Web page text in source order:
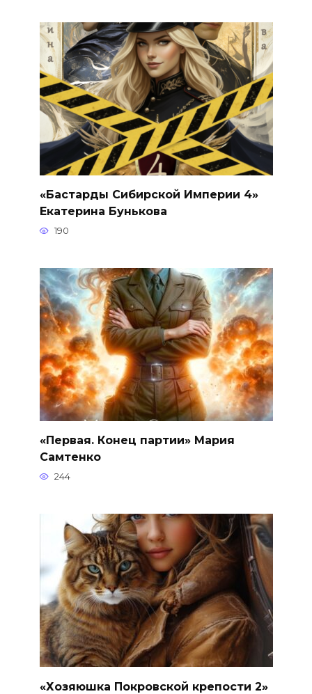
«Бастарды Сибирской Империи 4»
Екатерина Бунькова
190
«Первая. Конец партии» Мария
Самтенко
244
«Хозяюшка Покровской крепости 2»